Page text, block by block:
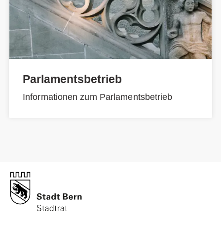
Parlamentsbetrieb
Informationen zum Parlamentsbetrieb